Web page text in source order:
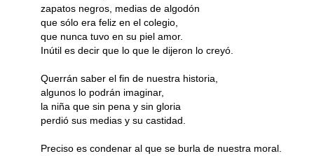
zapatos negros, medias de algodón
que sólo era feliz en el colegio,
que nunca tuvo en su piel amor.
Inútil es decir que lo que le dijeron lo creyó.
Querrán saber el fin de nuestra historia,
algunos lo podrán imaginar,
la niña que sin pena y sin gloria
perdió sus medias y su castidad.
Preciso es condenar al que se burla de nuestra moral.